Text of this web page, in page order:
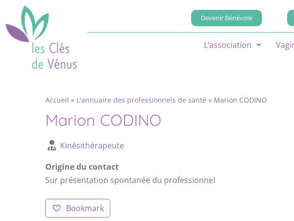
Devenir Bénévole
L’association
Accueil » L'annuaire des professionnels de santé » Marion CODINO
Marion CODINO
Kinésithérapeute
Origine du contact
Sur présentation spontanée du professionnel
Bookmark